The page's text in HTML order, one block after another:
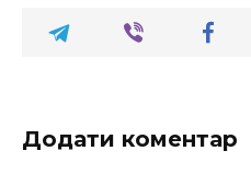
Додати коментар